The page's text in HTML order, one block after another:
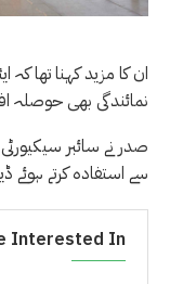
ان کا مزید کہنا تھا
نمائندگی بھی حوصلہ
صدر نے سائبر
سے استفادہ کرتے ہوئے
Interested In